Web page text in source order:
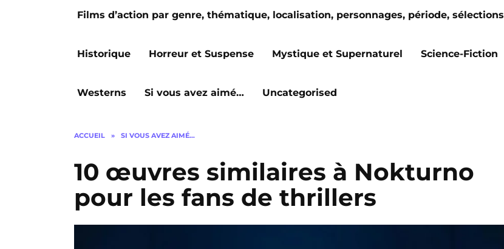
Films d’action par genre, thématique, localisation, personnages, période, sélections
Historique Horreur et Suspense Mystique et Supernaturel Science-Fiction
Westerns Si vous avez aimé… Uncategorised
ACCUEIL » SI VOUS AVEZ AIMÉ…
10 œuvres similaires à Nokturno
pour les fans de thrillers